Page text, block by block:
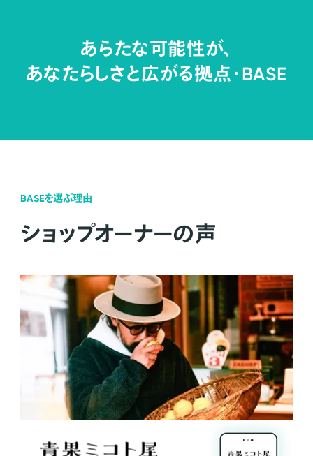
あらたな可能性が、
あなたらしさと広がる拠点・BASE
BASEを選ぶ理由
ショップオーナーの声